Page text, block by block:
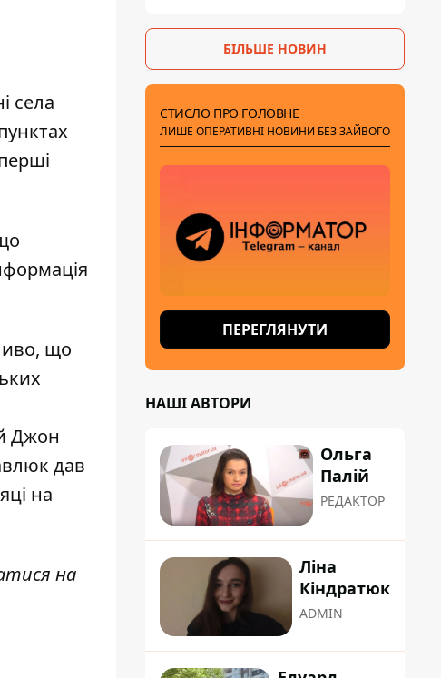
села
що
Джон
дав
на
на
розкрили подробиці
БІЛЬШЕ НОВИН
СТИСЛО ПРО ГОЛОВНЕ
ЛИШЕ ОПЕРАТИВНІ НОВИНИ БЕЗ ЗАЙВОГО
ПЕРЕГЛЯНУТИ
НАШІ АВТОРИ
Ольга
Палій
РЕДАКТОР
Ліна
Кіндратюк
ADMIN